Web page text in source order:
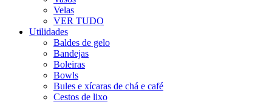
Velas
VER TUDO
Utilidades
Baldes de gelo
Bandejas
Boleiras
Bowls
Bules e xícaras de chá e café
Cestos de lixo